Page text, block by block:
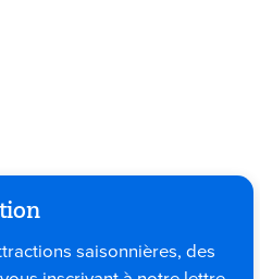
saisonnières, des